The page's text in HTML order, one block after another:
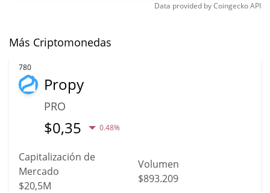
Data provided byCoingeckoAPI
Más Criptomonedas
780
Propy
PRO
$0,35 0.48%
Capitalización de
Mercado
$20,5M
Volumen
$893.209